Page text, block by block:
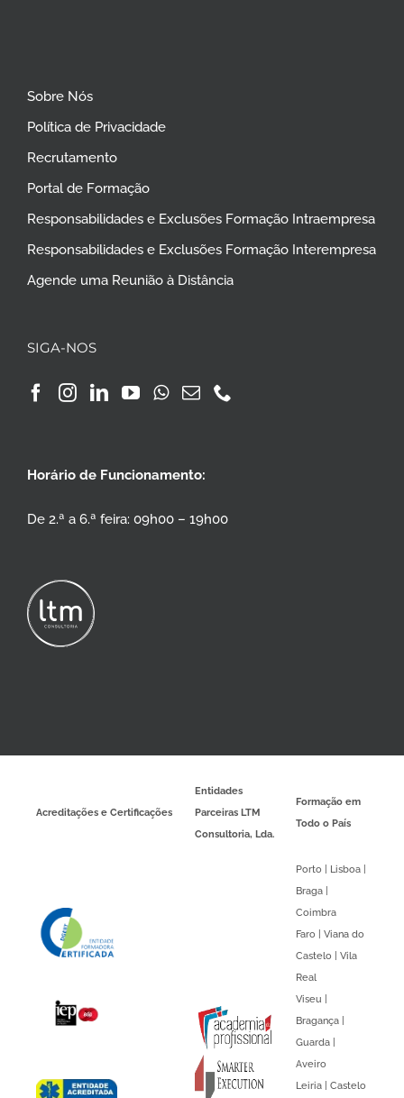
Sobre Nós
Política de Privacidade
Recrutamento
Portal de Formação
Responsabilidades e Exclusões Formação Intraempresa
Responsabilidades e Exclusões Formação Interempresa
Agende uma Reunião à Distância
SIGA-NOS
Horário de Funcionamento:
De 2.ª a 6.ª feira: 09h00 – 19h00
Acreditações e Certificações
Entidades
Parceiras LTM
Consultoria, Lda.
Formação em
Todo o País
Porto | Lisboa |
Braga |
Coimbra
Faro | Viana do
Castelo | Vila
Real
Viseu |
Bragança |
Guarda |
Aveiro
Leiria | Castelo